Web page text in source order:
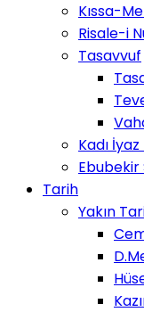
Kıssa-
Risale-i
Tasavvuf
Kadı
Ebubekir
Tarih
Yakın